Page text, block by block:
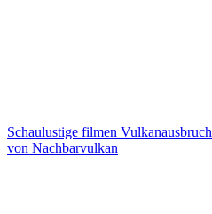
Schaulustige filmen Vulkanausbruch
von Nachbarvulkan